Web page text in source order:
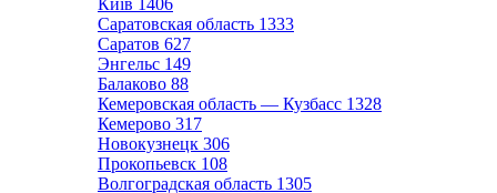
Київ 1406
Саратовская область 1333
Саратов 627
Энгельс 149
Балаково 88
Кемеровская область — Кузбасс 1328
Кемерово 317
Новокузнецк 306
Прокопьевск 108
Волгоградская область 1305